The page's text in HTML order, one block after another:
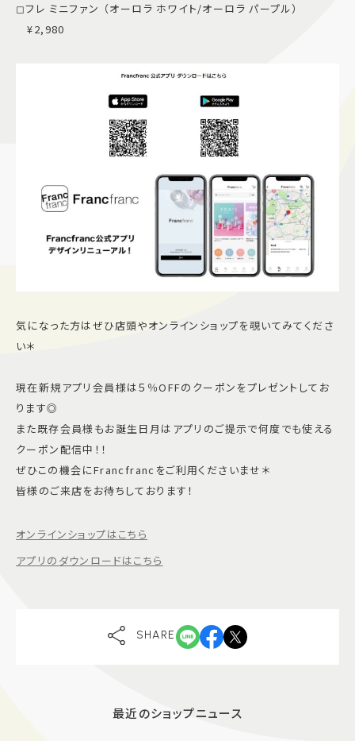
◻︎フレ ミニファン （オーロラ ホワイト/オーロラ パープル）
¥2,980
気になった方はぜひ店頭やオンラインショップを覗いてみてくださ
い＊
現在新規アプリ会員様は５％OFFのクーポンをプレゼントしてお
ります◎
また既存会員様もお誕生日月はアプリのご提示で何度でも使える
クーポン配信中！！
ぜひこの機会にFrancfrancをご利用くださいませ＊
皆様のご来店をお待ちしております！
オンラインショップはこちら
アプリのダウンロードはこちら
SHARE
最近のショップニュース